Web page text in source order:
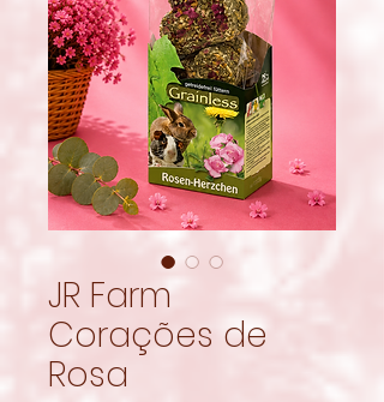
JR Farm
Corações de
Rosa